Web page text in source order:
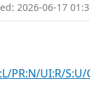
2026-06-17
PR:N/UI:R/